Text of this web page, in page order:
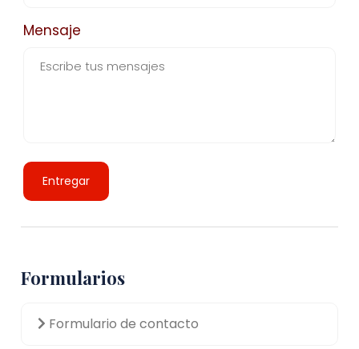
Mensaje
Entregar
Formularios
Formulario de contacto